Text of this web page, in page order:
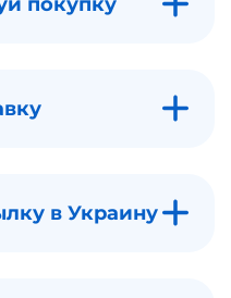
в Украину